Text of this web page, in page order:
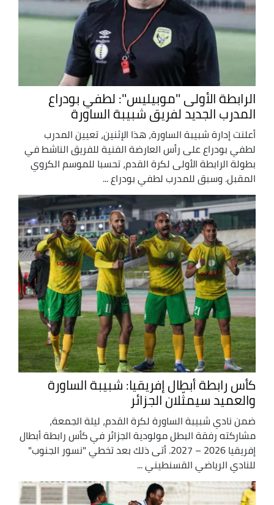
الرابطة الأولى ''موبيليس'': لطفي بودراع
المدرب الجديد لفريق شبيبة الساورة
أعلنت إدارة شبيبة الساورة، هذا الإثنين، تعيين المدرب
لطفي بودراع على رأس العارضة الفنية للفريق الناشط في
بطولة الرابطة الأولى لكرة القدم، تحسبا للموسم الكروي
المقبل. وسبق للمدرب لطفي بودراع ...
كأس رابطة أبطال إفريقيا: شبيبة الساورة
والعميد سيمثّلان الجزائر
ضمن نادي شبيبة الساورة لكرة القدم، ليلة الجمعة،
مشاركته رفقة البطل مولودية الجزائر في كأس رابطة أبطال
إفريقيا 2026 – 2027. أتى ذلك بعد تخطي "نسور الجنوب"
للنادي الرياضي القسنطيني ...